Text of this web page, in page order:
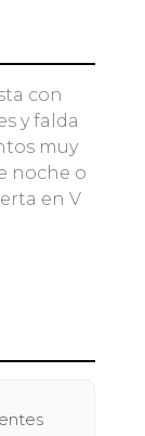
con
y falda
muy
noche o
en V